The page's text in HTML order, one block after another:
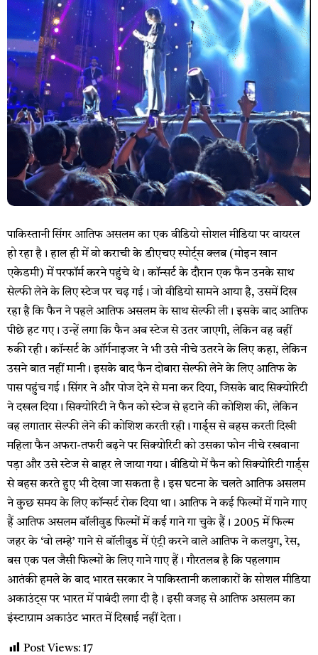
पाकिस्तानी सिंगर आतिफ असलम का एक वीडियो सोशल मीडिया पर वायरल
हो रहा है। हाल ही में वो कराची के डीएचए स्पोर्ट्स क्लब (मोइन खान
एकेडमी) में परफॉर्म करने पहुंचे थे। कॉन्सर्ट के दौरान एक फैन उनके साथ
सेल्फी लेने के लिए स्टेज पर चढ़ गई। जो वीडियो सामने आया है, उसमें दिख
रहा है कि फैन ने पहले आतिफ असलम के साथ सेल्फी ली। इसके बाद आतिफ
पीछे हट गए। उन्हें लगा कि फैन अब स्टेज से उतर जाएगी, लेकिन वह वहीं
रुकी रही। कॉन्सर्ट के ऑर्गनाइजर ने भी उसे नीचे उतरने के लिए कहा, लेकिन
उसने बात नहीं मानी। इसके बाद फैन दोबारा सेल्फी लेने के लिए आतिफ के
पास पहुंच गई। सिंगर ने और पोज देने से मना कर दिया, जिसके बाद सिक्योरिटी
ने दखल दिया। सिक्योरिटी ने फैन को स्टेज से हटाने की कोशिश की, लेकिन
वह लगातार सेल्फी लेने की कोशिश करती रही। गार्ड्स से बहस करती दिखी
महिला फैन अफरा-तफरी बढ़ने पर सिक्योरिटी को उसका फोन नीचे रखवाना
पड़ा और उसे स्टेज से बाहर ले जाया गया। वीडियो में फैन को सिक्योरिटी गार्ड्स
से बहस करते हुए भी देखा जा सकता है। इस घटना के चलते आतिफ असलम
ने कुछ समय के लिए कॉन्सर्ट रोक दिया था। आतिफ ने कई फिल्मों में गाने गाए
हैं आतिफ असलम बॉलीवुड फिल्मों में कई गाने गा चुके हैं। 2005 में फिल्म
जहर के ‘वो लम्हे’ गाने से बॉलीवुड में एंट्री करने वाले आतिफ ने कलयुग, रेस,
बस एक पल जैसी फिल्मों के लिए गाने गाए हैं। गौरतलब है कि पहलगाम
आतंकी हमले के बाद भारत सरकार ने पाकिस्तानी कलाकारों के सोशल मीडिया
अकाउंट्स पर भारत में पाबंदी लगा दी है। इसी वजह से आतिफ असलम का
इंस्टाग्राम अकाउंट भारत में दिखाई नहीं देता।
Post Views: 17